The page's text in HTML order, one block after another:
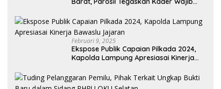
Februari 9, 2025
Ekspose Publik Capaian Pilkada 2024,
Kapolda Lampung Apresiasai Kinerja